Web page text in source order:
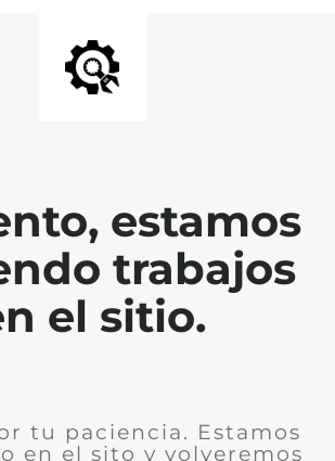
estamos
trabajos
el sitio.
tu paciencia. Estamos
en el sito y volveremos